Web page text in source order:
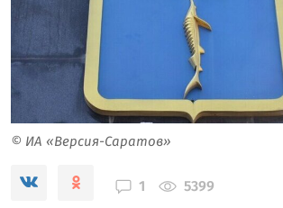
© ИА «Версия-Саратов»
1 5399